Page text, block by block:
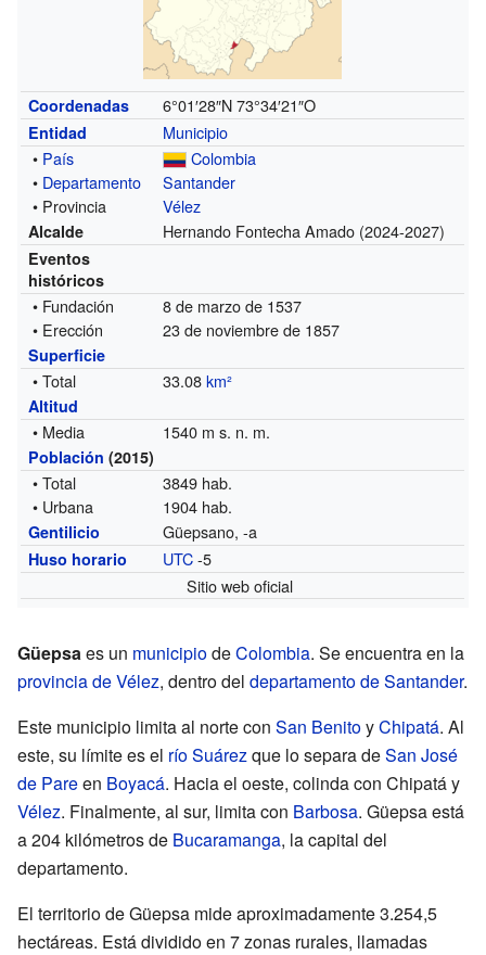
Coordenadas 6°01′28″N 73°34′21″O
Entidad
Municipio
• País
Colombia
• Departamento
Santander
• Provincia
Vélez
Alcalde Hernando Fontecha Amado (2024-2027)
Eventos
históricos
• Fundación
8 de marzo de 1537
• Erección
23 de noviembre de 1857
Superficie
• Total 33.08km²
Altitud
• Media 1540 m s. n. m.
Población (2015)
• Total
3849 hab.
• Urbana
1904 hab.
Gentilicio Güepsano, -a
Huso horario UTC-5
Sitio web oficial
Güepsaes un municipiodeColombia. Se encuentra en la
provincia de Vélez, dentro del departamento de Santander.
Este municipio limita al norte con San BenitoyChipatá. Al
este, su límite es el río Suárezque lo separa deSan José
de Pareen Boyacá. Hacia el oeste, colinda con Chipatá y
Vélez. Finalmente, al sur, limita con Barbosa. Güepsa está
a 204 kilómetros de Bucaramanga, la capital del
departamento.
El territorio de Güepsa mide aproximadamente 3.254,5
hectáreas. Está dividido en 7 zonas rurales, llamadas